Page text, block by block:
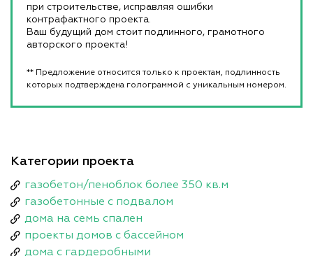
при строительстве, исправляя ошибки
контрафактного проекта.
Ваш будущий дом стоит подлинного, грамотного
авторского проекта!
** Предложение относится только к проектам, подлинность
которых подтверждена голограммой с уникальным номером.
Категории проекта
газобетон/пеноблок более 350 кв.м
газобетонные с подвалом
дома на семь спален
проекты домов с бассейном
дома с гардеробными